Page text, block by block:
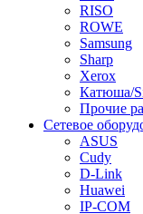
RISO
ROWE
Samsung
Sharp
Xerox
Катюша/
Прочие
Сетевое
ASUS
Cudy
D-Link
Huawei
IP-COM